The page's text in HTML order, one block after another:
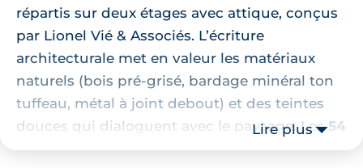
répartis sur deux étages avec attique, conçus
par Lionel Vié & Associés. L’écriture
architecturale met en valeur les matériaux
naturels (bois pré-grisé, bardage minéral ton
tuffeau, métal à joint debout) et des teintes
douces qui dialoguent avec le paysage. Les54
logements, du T1 bis au T4, offrent de
Lire plus